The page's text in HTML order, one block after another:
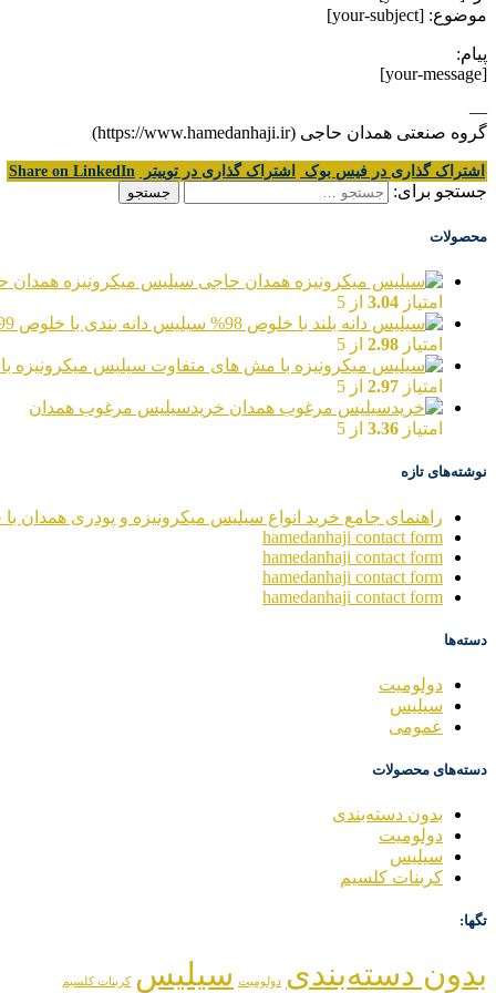
موضوع: [your-subject]
پیام:
[your-message]
—
گروه صنعتی همدان حاجی (https://www.hamedanhaji.ir)
اشتراک گذاری در فیس بوک اشتراک گذاری در توییتر Share on LinkedIn
جستجو برای:
محصولات
سیلیس میکرونیزه همدان
امتیاز 3.04 از 5
سیلیس دانه بندی با خلوص 99%
امتیاز 2.98 از 5
سیلیس میکرونیزه
امتیاز 2.97 از 5
خریدسیلیس مرغوب همدان
امتیاز 3.36 از 5
نوشته‌های تازه
راهنمای جامع خرید انواع سیلیس میکرونیزه و پودری همدان با
hamedanhaji contact form
hamedanhaji contact form
hamedanhaji contact form
hamedanhaji contact form
دسته‌ها
دولومیت
سیلیس
عمومی
دسته‌های محصولات
بدون دسته‌بندی
دولومیت
سیلیس
کربنات کلسیم
تگها:
بدون دسته‌بندی دولومیت سیلیس کربنات کلسیم